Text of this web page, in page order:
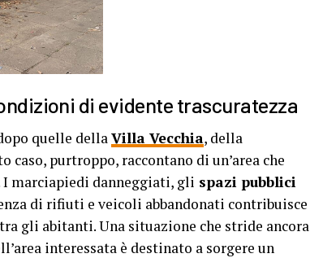
di evidente trascuratezza
quelle dellaVilla Vecchia, della
caso, purtroppo, raccontano di un’area che
marciapiedi danneggiati, gli spazi pubblici
di rifiuti e veicoli abbandonati contribuisce
gli abitanti. Una situazione che stride ancora
interessata è destinato a sorgere un